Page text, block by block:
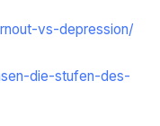
vs-depression/
die-stufen-des-